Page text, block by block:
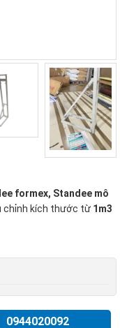
formex, Standee mô
chỉnh kích thước từ 1m3
0944020092